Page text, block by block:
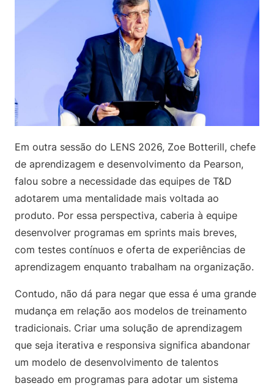
Em outra sessão do LENS 2026, Zoe Botterill, chefe
de aprendizagem e desenvolvimento da Pearson,
falou sobre a necessidade das equipes de T&D
adotarem uma mentalidade mais voltada ao
produto. Por essa perspectiva, caberia à equipe
desenvolver programas em sprints mais breves,
com testes contínuos e oferta de experiências de
aprendizagem enquanto trabalham na organização.
Contudo, não dá para negar que essa é uma grande
mudança em relação aos modelos de treinamento
tradicionais. Criar uma solução de aprendizagem
que seja iterativa e responsiva significa abandonar
um modelo de desenvolvimento de talentos
baseado em programas para adotar um sistema